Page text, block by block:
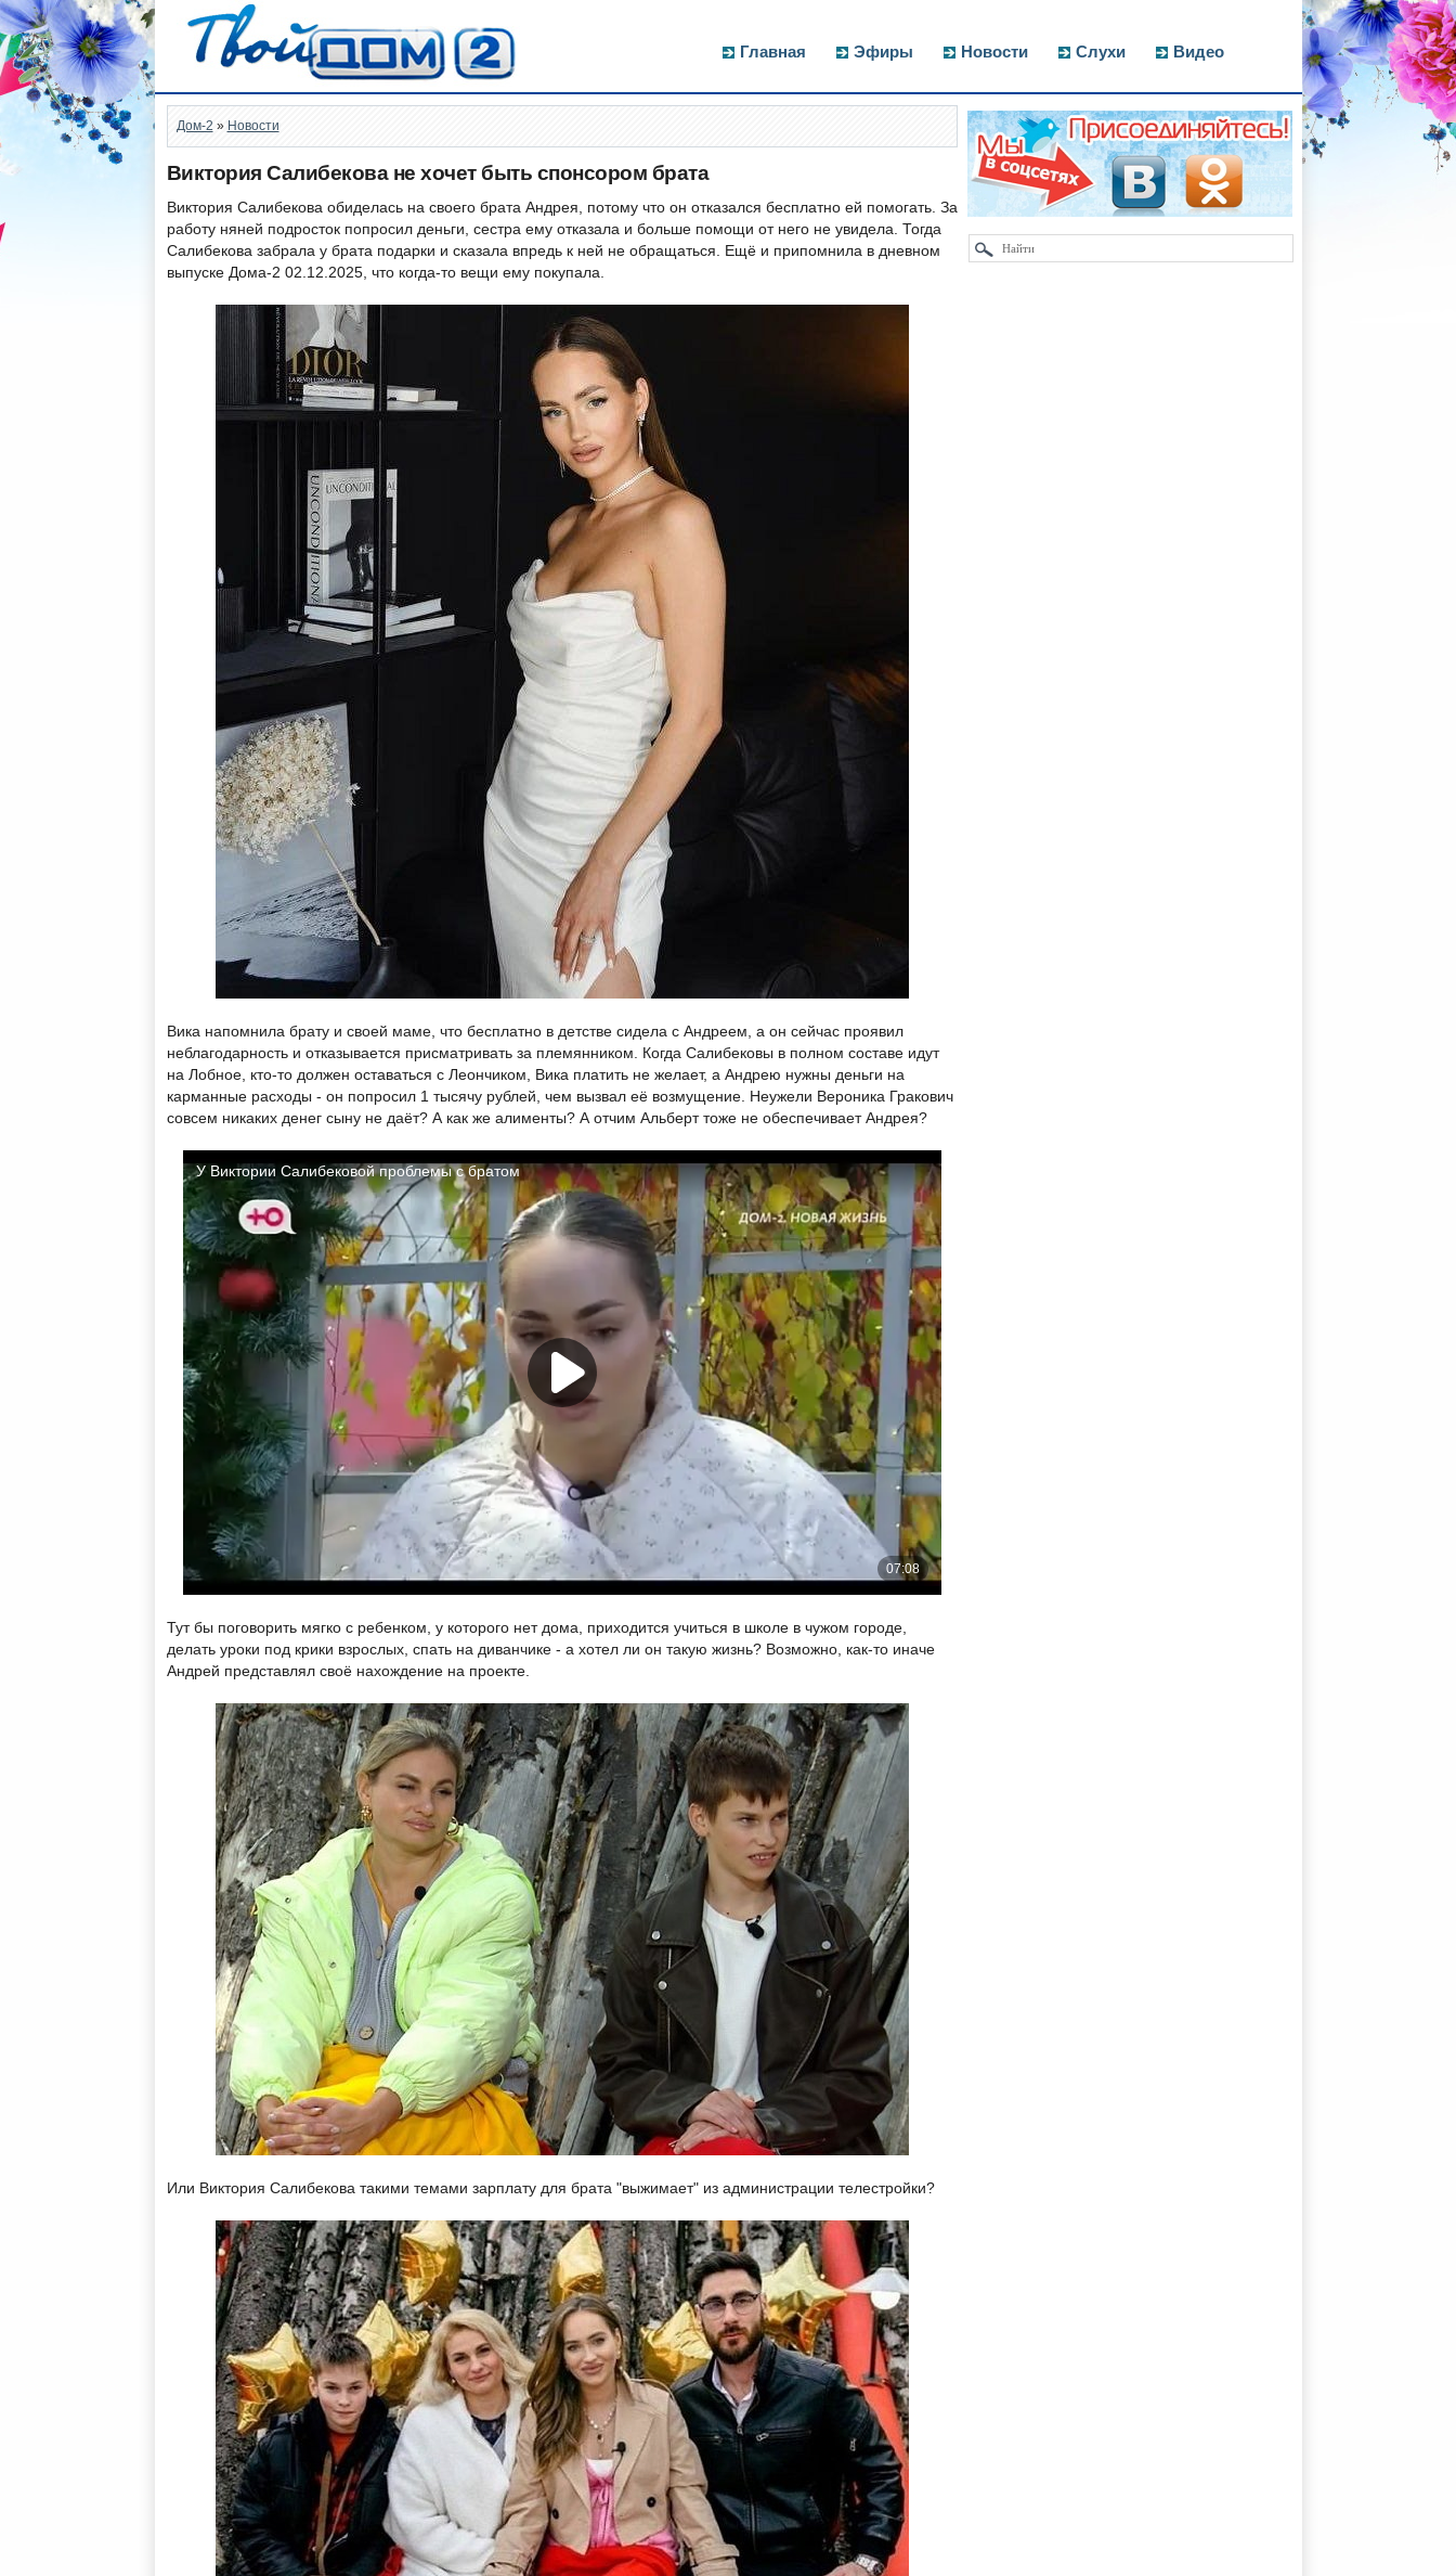
Главная Эфиры Новости Слухи Видео
Дом-2 » Новости
Виктория Салибекова не хочет быть спонсором брата
Виктория Салибекова обиделась на своего брата Андрея, потому что он отказался бесплатно ей помогать. За
работу няней подросток попросил деньги, сестра ему отказала и больше помощи от него не увидела. Тогда
Салибекова забрала у брата подарки и сказала впредь к ней не обращаться. Ещё и припомнила в дневном
выпуске Дома-2 02.12.2025, что когда-то вещи ему покупала.
Вика напомнила брату и своей маме, что бесплатно в детстве сидела с Андреем, а он сейчас проявил
неблагодарность и отказывается присматривать за племянником. Когда Салибековы в полном составе идут
на Лобное, кто-то должен оставаться с Леончиком, Вика платить не желает, а Андрею нужны деньги на
карманные расходы - он попросил 1 тысячу рублей, чем вызвал её возмущение. Неужели Вероника Гракович
совсем никаких денег сыну не даёт? А как же алименты? А отчим Альберт тоже не обеспечивает Андрея?
Тут бы поговорить мягко с ребенком, у которого нет дома, приходится учиться в школе в чужом городе,
делать уроки под крики взрослых, спать на диванчике - а хотел ли он такую жизнь? Возможно, как-то иначе
Андрей представлял своё нахождение на проекте.
Или Виктория Салибекова такими темами зарплату для брата "выжимает" из администрации телестройки?